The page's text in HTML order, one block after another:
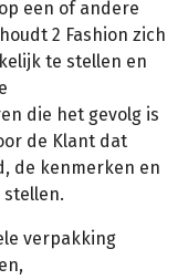
een of andere
2 Fashion zich
te stellen en
die het gevolg is
de Klant dat
de kenmerken en
verpakking